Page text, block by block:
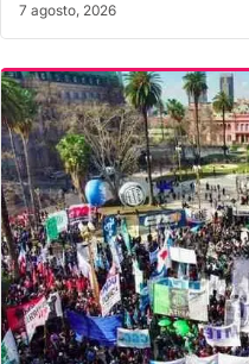
7 agosto, 2026